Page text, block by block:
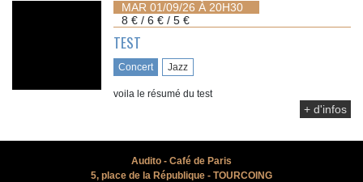
MAR 01/09/26 À 20H30
8 € / 6 € / 5 €
TEST
Concert Jazz
voila le résumé du test
+ d'infos
Audito - Café de Paris
5, place de la République - TOURCOING